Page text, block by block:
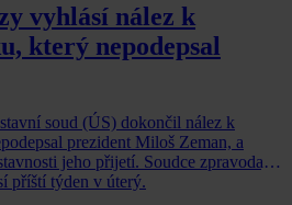
vyhlásí nález k
který nepodepsal
soud (ÚS) dokončil nález k
prezident Miloš Zeman, a
jeho přijetí. Soudce zpravodaj
příští týden v úterý.